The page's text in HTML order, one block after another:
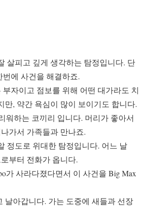
살피고 깊게 생각하는 탐정입니다. 단
에 사건을 해결하죠.
부자이고 점보를 위해 어떤 대가라도 치
만, 약간 욕심이 많이 보이기도 합니다.
워하는 코끼리 입니다. 머리가 좋아서
가서 가족들과 만나죠.
정도로 위대한 탐정입니다. 어느 날
로부터 전화가 옵니다.
가 사라다졌다면서 이 사건을 Big Max
날아갑니다. 가는 도중에 새들과 선장